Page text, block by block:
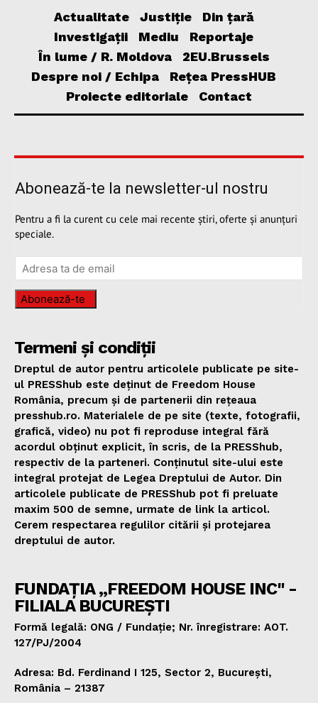
Actualitate Justiție
Din țară
Investigații
Mediu
Reportaje
În lume / R. Moldova
2EU.Brussels
Despre noi / Echipa
Rețea PressHUB
Proiecte editoriale
Contact
Abonează-te la newsletter-ul nostru
Pentru a fi la curent cu cele mai recente știri, oferte și anunțuri
speciale.
Abonează-te
Termeni și condiții
Dreptul de autor pentru articolele publicate pe site-
ul PRESShub este deținut de Freedom House
România, precum și de partenerii din rețeaua
presshub.ro. Materialele de pe site (texte, fotografii,
grafică, video) nu pot fi reproduse integral fără
acordul obținut explicit, în scris, de la PRESShub,
respectiv de la parteneri. Conținutul site-ului este
integral protejat de Legea Dreptului de Autor. Din
articolele publicate de PRESShub pot fi preluate
maxim 500 de semne, urmate de link la articol.
Cerem respectarea regulilor citării și protejarea
dreptului de autor.
FUNDAȚIA „FREEDOM HOUSE INC" -
FILIALA BUCUREȘTI
Formă legală: ONG / Fundație; Nr. înregistrare: AOT.
127/PJ/2004
Adresa: Bd. Ferdinand I 125, Sector 2, București,
România – 21387